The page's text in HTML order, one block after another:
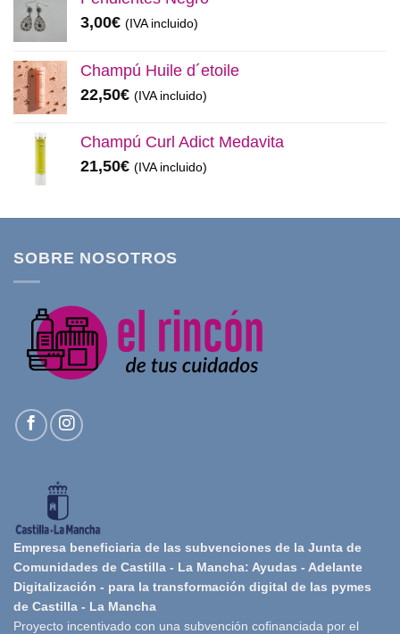
3,00€ (IVA incluido)
Champú Huile d´etoile
22,50€ (IVA incluido)
Champú Curl Adict Medavita
21,50€ (IVA incluido)
SOBRE NOSOTROS
Empresa beneficiaria de las subvenciones de la Junta de
Comunidades de Castilla - La Mancha: Ayudas - Adelante
Digitalización - para la transformación digital de las pymes
de Castilla - La Mancha
Proyecto incentivado con una subvención cofinanciada por el